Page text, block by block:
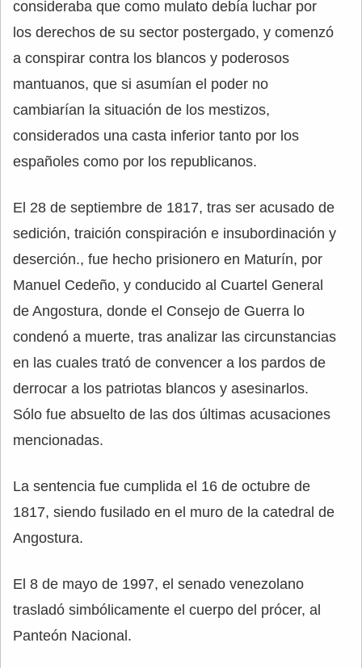
consideraba que como mulato debía luchar por
los derechos de su sector postergado, y comenzó
a conspirar contra los blancos y poderosos
mantuanos, que si asumían el poder no
cambiarían la situación de los mestizos,
considerados una casta inferior tanto por los
españoles como por los republicanos.
El 28 de septiembre de 1817, tras ser acusado de
sedición, traición conspiración e insubordinación y
deserción., fue hecho prisionero en Maturín, por
Manuel Cedeño, y conducido al Cuartel General
de Angostura, donde el Consejo de Guerra lo
condenó a muerte, tras analizar las circunstancias
en las cuales trató de convencer a los pardos de
derrocar a los patriotas blancos y asesinarlos.
Sólo fue absuelto de las dos últimas acusaciones
mencionadas.
La sentencia fue cumplida el 16 de octubre de
1817, siendo fusilado en el muro de la catedral de
Angostura.
El 8 de mayo de 1997, el senado venezolano
trasladó simbólicamente el cuerpo del prócer, al
Panteón Nacional.